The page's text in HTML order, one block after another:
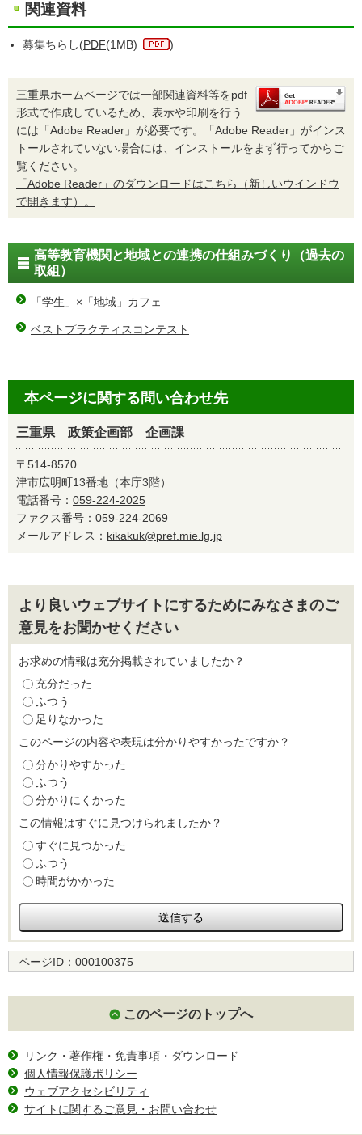
関連資料
募集ちらし(PDF(1MB) )
三重県ホームページでは一部関連資料等をpdf
形式で作成しているため、表示や印刷を行う
には「Adobe Reader」が必要です。「Adobe Reader」がインス
トールされていない場合には、インストールをまず行ってからご
覧ください。
「Adobe Reader」のダウンロードはこちら（新しいウインドウ
で開きます）。
高等教育機関と地域との連携の仕組みづくり（過去の
取組）
「学生」×「地域」カフェ
ベストプラクティスコンテスト
本ページに関する問い合わせ先
三重県 政策企画部 企画課
〒514-8570
津市広明町13番地（本庁3階）
電話番号： 059-224-2025
ファクス番号：059-224-2069
メールアドレス： kikakuk@pref.mie.lg.jp
より良いウェブサイトにするためにみなさまのご
意見をお聞かせください
お求めの情報は充分掲載されていましたか？
充分だった
ふつう
足りなかった
このページの内容や表現は分かりやすかったですか？
分かりやすかった
ふつう
分かりにくかった
この情報はすぐに見つけられましたか？
すぐに見つかった
ふつう
時間がかかった
ページID： 000100375
このページのトップへ
リンク・著作権・免責事項・ダウンロード
個人情報保護ポリシー
ウェブアクセシビリティ
サイトに関するご意見・お問い合わせ